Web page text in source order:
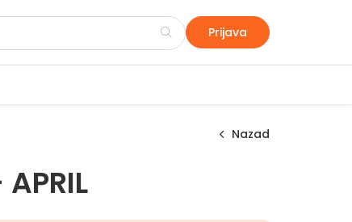
Prijava
Nazad